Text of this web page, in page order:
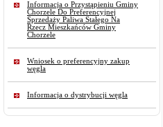
Informacja o Przystąpieniu Gminy
Chorzele Do Preferencyjnej
Sprzedaży Paliwa Stałego Na
Rzecz Mieszkańców Gminy
Chorzele
Wniosek o preferencyjny zakup
węgla
Informacja o dystrybucji węgla